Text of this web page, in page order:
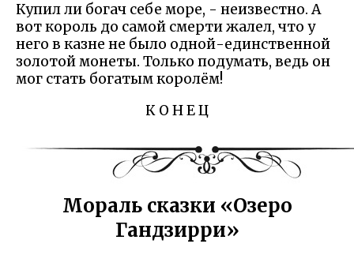
Купил ли богач себе море, - неизвестно. А
вот король до самой смерти жалел, что у
него в казне не было одной-единственной
золотой монеты. Только подумать, ведь он
мог стать богатым королём!
К О Н Е Ц
Мораль сказки «Озеро
Гандзирри»